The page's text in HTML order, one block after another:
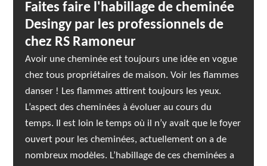
Faites faire l'habillage de cheminée
Desingy par les professionnels de
chez RS Ramoneur
Avoir une cheminée est toujours une idée en vogue
chez tous propriétaires de maison. Voir les flammes
danser ! Les flammes attirent toujours les yeux.
L’aspect des cheminées à évoluer au cours du
temps. Il est loin le temps où il n’y avait que le foyer
ouvert pour les cheminées, actuellement on a de
nombreux modèles. L’habillage de ces cheminées a